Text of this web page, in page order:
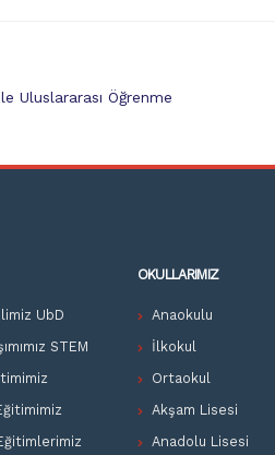
Uluslararası Öğrenme
UbD
STEM
OKULLARIMIZ
Anaokulu
İlkokul
Ortaokul
Akşam Lisesi
Anadolu Lisesi